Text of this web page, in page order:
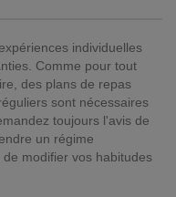
individuelles
Comme pour tout
des plans de repas
sont nécessaires
toujours l'avis de
un régime
modifier vos habitudes